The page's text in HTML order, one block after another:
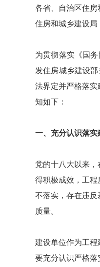
各省、自治区住
住房和城乡建设局
为贯彻落实《国
发住房城乡建设
法界定并严格落
知如下：
一、充分认识落
党的十八大以来
得积极成效，工程
不落实，存在违
质量。
建设单位作为工
要充分认识严格